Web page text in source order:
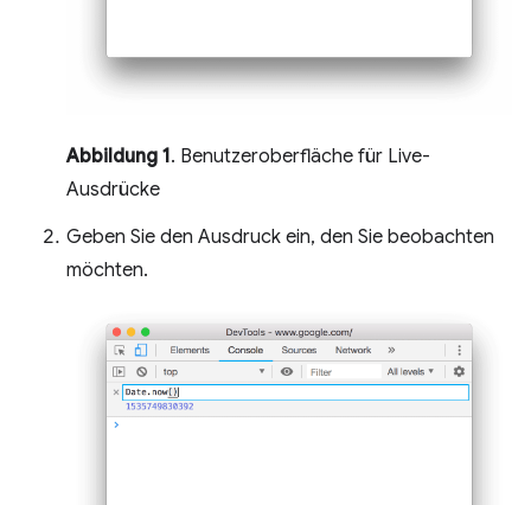
Abbildung 1. Benutzeroberfläche für Live-
Ausdrücke
Geben Sie den Ausdruck ein, den Sie beobachten
möchten.